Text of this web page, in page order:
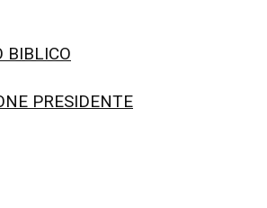
BIBLICO
PRESIDENTE